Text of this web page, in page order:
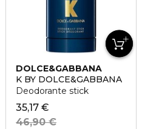
DOLCE&GABBANA
K BY DOLCE&GABBANA
Deodorante stick
35,17 €
46,90 €